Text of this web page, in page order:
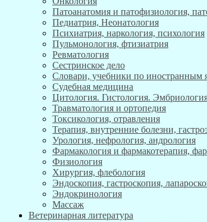
Патоанатомия и патофизиология,
Педиатрия, Неонатология
Психиатрия, наркология, психология
Пульмонология, фтизиатрия
Ревматология
Сестринское дело
Словари, учебники по иностранным
Судебная медицина
Цитология. Гистология.
Травматология и ортопедия
Токсикология, отравления
Терапия, внутренние болезни,
Урология, нефрология, андрология
Фармакология и фармакотерапия,
Физиология
Хирургия, флебология
Эндоскопия, гастроскопия,
Эндокринология
Массаж
Ветеринарная литература